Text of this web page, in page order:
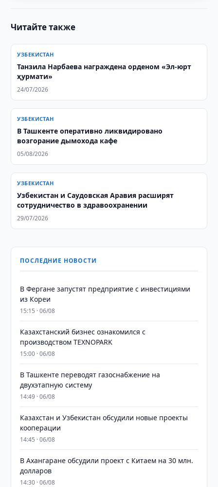
Читайте также
УЗБЕКИСТАН
Танзила Нарбаева награждена орденом «Эл-юрт
ҳурмати»
24/07/2026
УЗБЕКИСТАН
В Ташкенте оперативно ликвидировано
возгорание дымохода кафе
05/08/2026
УЗБЕКИСТАН
Узбекистан и Саудовская Аравия расширят
сотрудничество в здравоохранении
29/07/2026
ПОСЛЕДНИЕ НОВОСТИ
В Фергане запустят предприятие с инвестициями
из Кореи
15:15 · 06/08
Казахстанский бизнес ознакомился с
производством TEXNOPARK
15:00 · 06/08
В Ташкенте переводят газоснабжение на
двухэтапную систему
14:49 · 06/08
Казахстан и Узбекистан обсудили новые проекты
кооперации
14:45 · 06/08
В Ахангаране обсудили проект с Китаем на 30 млн.
долларов
14:30 · 06/08